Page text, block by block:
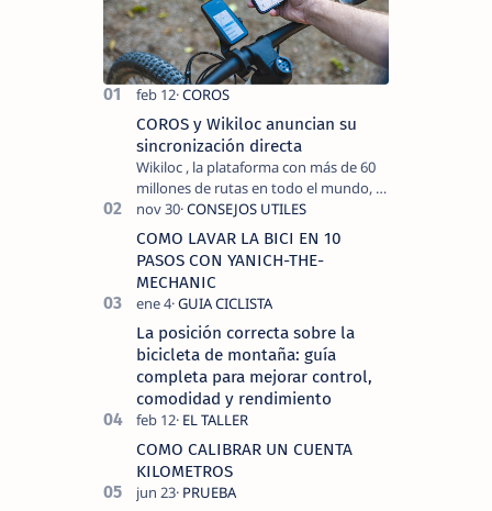
COROS y Wikiloc anuncian su
sincronización directa
Wikiloc , la plataforma con más de 60
millones de rutas en todo el mundo, y
COROS , marca de dispositivos GPS
reconocida mundialmente por su
tecnolo…
COMO LAVAR LA BICI EN 10
PASOS CON YANICH-THE-
MECHANIC
La posición correcta sobre la
bicicleta de montaña: guía
completa para mejorar control,
comodidad y rendimiento
COMO CALIBRAR UN CUENTA
KILOMETROS